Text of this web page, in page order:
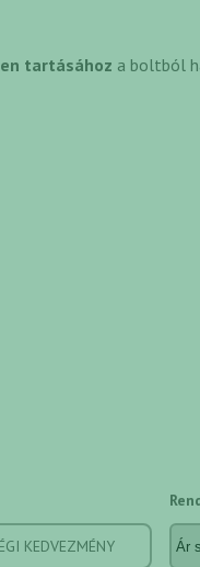
tartásához a boltból
KEDVEZMÉNY